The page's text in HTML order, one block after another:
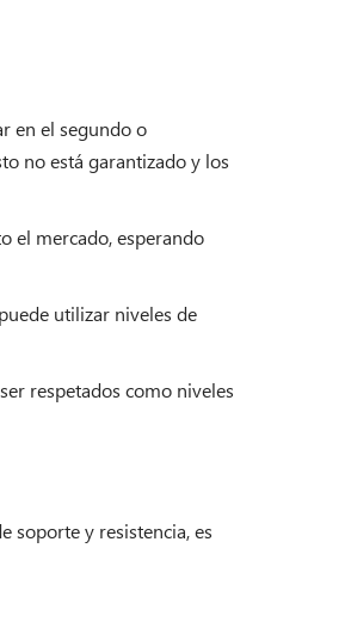
en el segundo o
no está garantizado y los
el mercado, esperando
utilizar niveles de
respetados como niveles
soporte y resistencia, es